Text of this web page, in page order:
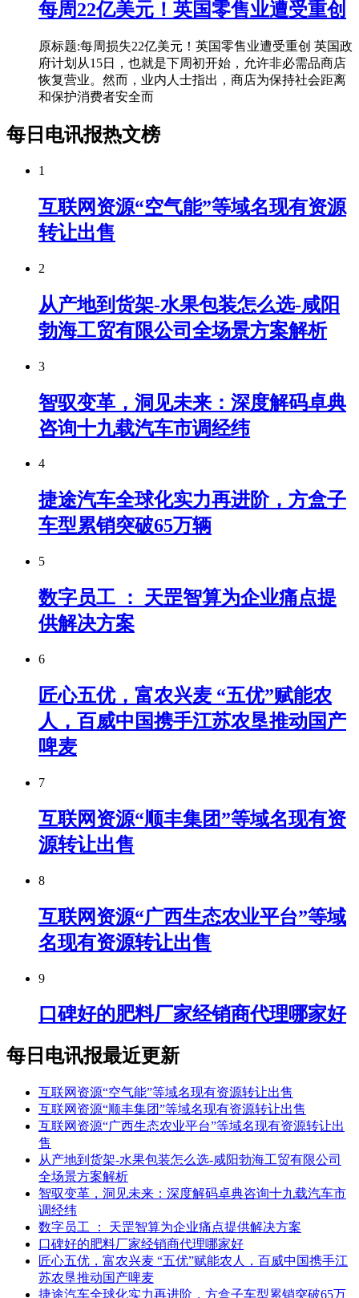
每周22亿美元！英国零售业遭受重创
原标题:每周损失22亿美元！英国零售业遭受重创 英国政
府计划从15日，也就是下周初开始，允许非必需品商店
恢复营业。然而，业内人士指出，商店为保持社会距离
和保护消费者安全而
每日电讯报热文榜
1
互联网资源“空气能”等域名现有资源
转让出售
2
从产地到货架-水果包装怎么选-咸阳
勃海工贸有限公司全场景方案解析
3
智驭变革，洞见未来：深度解码卓典
咨询十九载汽车市调经纬
4
捷途汽车全球化实力再进阶，方盒子
车型累销突破65万辆
5
数字员工 ： 天罡智算为企业痛点提
供解决方案
6
匠心五优，富农兴麦 “五优”赋能农
人，百威中国携手江苏农垦推动国产
啤麦
7
互联网资源“顺丰集团”等域名现有资
源转让出售
8
互联网资源“广西生态农业平台”等域
名现有资源转让出售
9
口碑好的肥料厂家经销商代理哪家好
每日电讯报最近更新
互联网资源“空气能”等域名现有资源转让出售
互联网资源“顺丰集团”等域名现有资源转让出售
互联网资源“广西生态农业平台”等域名现有资源转让出
售
从产地到货架-水果包装怎么选-咸阳勃海工贸有限公司
全场景方案解析
智驭变革，洞见未来：深度解码卓典咨询十九载汽车市
调经纬
数字员工 ： 天罡智算为企业痛点提供解决方案
口碑好的肥料厂家经销商代理哪家好
匠心五优，富农兴麦 “五优”赋能农人，百威中国携手江
苏农垦推动国产啤麦
捷途汽车全球化实力再进阶，方盒子车型累销突破65万